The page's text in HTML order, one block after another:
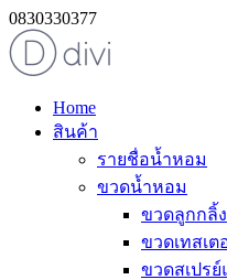
0830330377
Home
สินค้า
รายชื่อน้ำหอม
ขวดน้ำหอม
ขวดลูกกลิ้ง
ขวดเทสเต
ขวดสเปรย์